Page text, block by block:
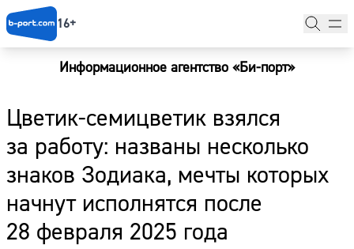
16+
Информационное агентство «Би-порт»
Цветик-семицветик взялся
за работу: названы несколько
знаков Зодиака, мечты которых
начнут исполнятся после
28 февраля 2025 года
Новости
Наши гости
Фоторепортажи
Погода